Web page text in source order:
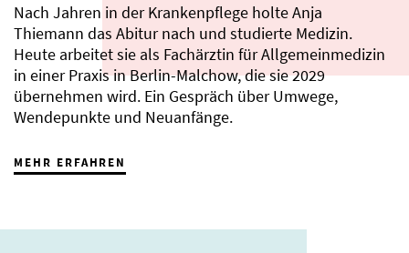
Nach Jahren in der Krankenpflege holte Anja
Thiemann das Abitur nach und studierte Medizin.
Heute arbeitet sie als Fachärztin für Allgemeinmedizin
in einer Praxis in Berlin-Malchow, die sie 2029
übernehmen wird. Ein Gespräch über Umwege,
Wendepunkte und Neuanfänge.
MEHR ERFAHREN